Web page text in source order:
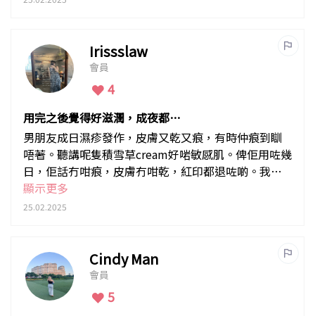
Irissslaw
會員
4
用完之後覺得好滋潤，成夜都唔
會乾！
男朋友成日濕疹發作，皮膚又乾又痕，有時仲痕到瞓
唔著。聽講呢隻積雪草cream好啱敏感肌。俾佢用咗幾
日，佢話冇咁痕，皮膚冇咁乾，紅印都退咗啲。我自
己懶搽咁多護膚品嘅時侯，都會直接搽呢支，用完之
後覺得好滋潤，成夜都唔會乾！
顯示更多
25.02.2025
Cindy Man
會員
5